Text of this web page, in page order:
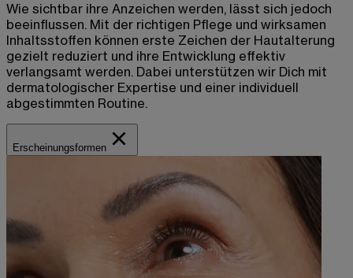
Wie sichtbar ihre Anzeichen werden, lässt sich jedoch
beeinflussen. Mit der richtigen Pflege und wirksamen
Inhaltsstoffen können erste Zeichen der Hautalterung
gezielt reduziert und ihre Entwicklung effektiv
verlangsamt werden. Dabei unterstützen wir Dich mit
dermatologischer Expertise und einer individuell
abgestimmten Routine.
Erscheinungsformen